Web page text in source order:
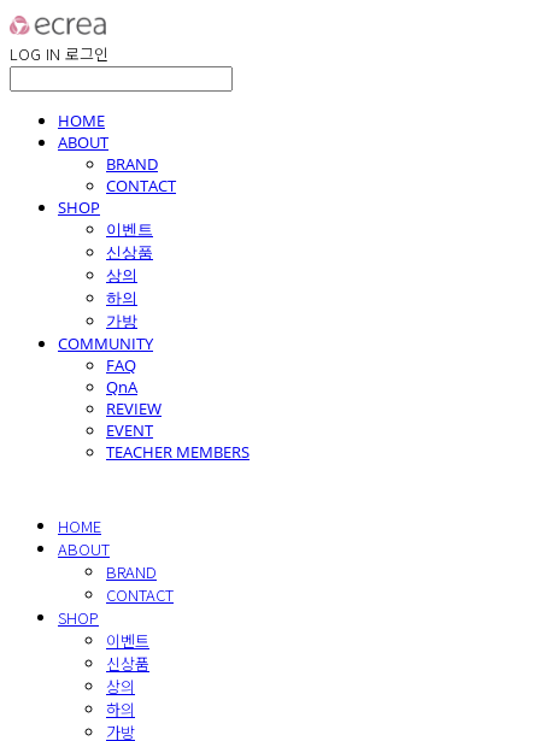
LOG IN 로그인
HOME
ABOUT
BRAND
CONTACT
SHOP
이벤트
신상품
상의
하의
가방
COMMUNITY
FAQ
QnA
REVIEW
EVENT
TEACHER MEMBERS
HOME
ABOUT
BRAND
CONTACT
SHOP
이벤트
신상품
상의
하의
가방